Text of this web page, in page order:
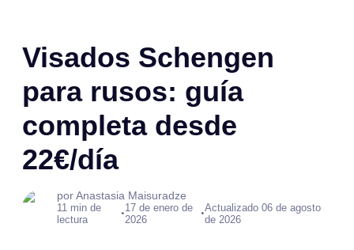
Visados Schengen
para rusos: guía
completa desde
22€/día
por Anastasia Maisuradze
11 min de
lectura
•17 de enero de
2026
•Actualizado 06 de agosto
de 2026